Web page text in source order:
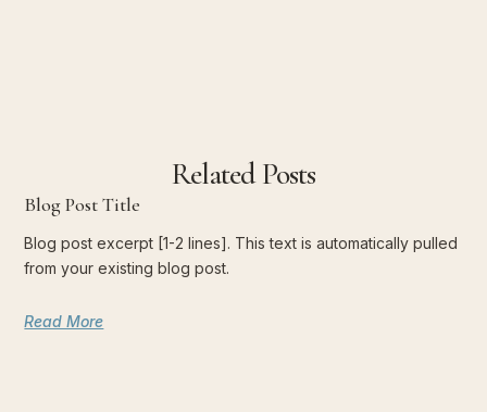
Related Posts
Blog Post Title
Blog post excerpt [1-2 lines]. This text is automatically pulled
from your existing blog post.
Read More